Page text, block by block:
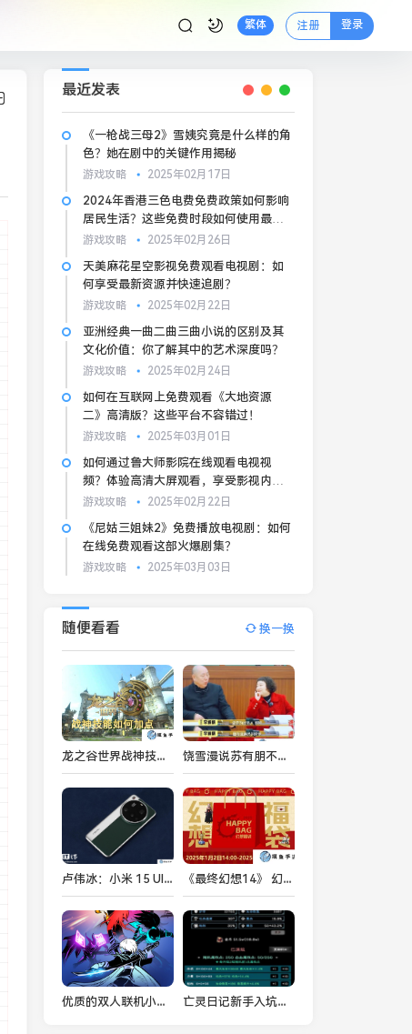
繁体 注册 登录
最近发表
《一枪战三母2》雪姨究竟是什么样的角
色？她在剧中的关键作用揭秘
游戏攻略 2025年02月17日
2024年香港三色电费免费政策如何影响
居民生活？这些免费时段如何使用最划
算？
游戏攻略 2025年02月26日
天美麻花星空影视免费观看电视剧：如
何享受最新资源并快速追剧？
游戏攻略 2025年02月22日
亚洲经典一曲二曲三曲小说的区别及其
文化价值：你了解其中的艺术深度吗？
游戏攻略 2025年02月24日
如何在互联网上免费观看《大地资源
二》高清版？这些平台不容错过！
游戏攻略 2025年03月01日
如何通过鲁大师影院在线观看电视视
频？体验高清大屏观看，享受影视内容
的魅力
游戏攻略 2025年02月22日
《尼姑三姐妹2》免费播放电视剧：如何
在线免费观看这部火爆剧集？
游戏攻略 2025年03月03日
随便看看 换一换
龙之谷世界战神技能如何加点 饶雪漫说苏有朋不用整过容的演员：会破坏角色的真实感
卢伟冰：小米 15 Ultra 手机中国市场平销期大约是上代 2 倍 《最终幻想14》 幻想药新年折扣！「幻想福袋」限时来袭！
优质的双人联机小游戏大全2025 双人联机小游戏有哪些介绍 亡灵日记新手入坑指南